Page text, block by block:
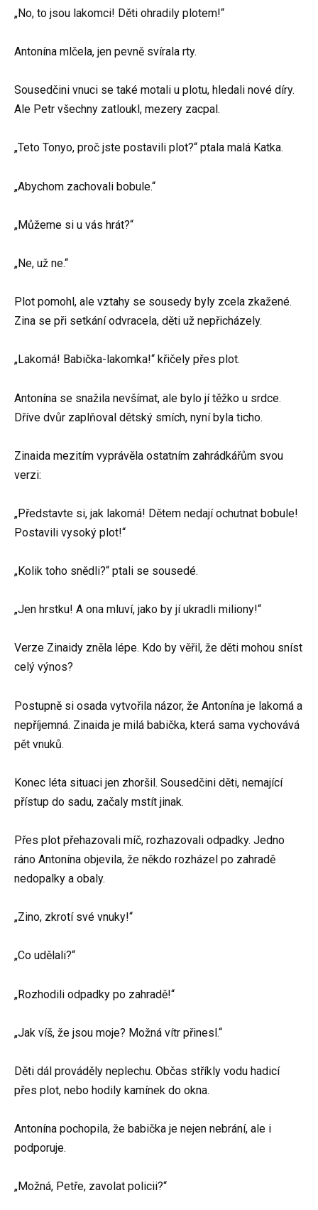
„No, to jsou lakomci! Děti ohradily plotem!“
Antonína mlčela, jen pevně svírala rty.
Sousedčini vnuci se také motali u plotu, hledali nové díry.
Ale Petr všechny zatloukl, mezery zacpal.
„Teto Tonyo, proč jste postavili plot?“ ptala malá Katka.
„Abychom zachovali bobule.“
„Můžeme si u vás hrát?“
„Ne, už ne.“
Plot pomohl, ale vztahy se sousedy byly zcela zkažené.
Zina se při setkání odvracela, děti už nepřicházely.
„Lakomá! Babička-lakomka!“ křičely přes plot.
Antonína se snažila nevšímat, ale bylo jí těžko u srdce.
Dříve dvůr zaplňoval dětský smích, nyní byla ticho.
Zinaida mezitím vyprávěla ostatním zahrádkářům svou
verzi:
„Představte si, jak lakomá! Dětem nedají ochutnat bobule!
Postavili vysoký plot!“
„Kolik toho snědli?“ ptali se sousedé.
„Jen hrstku! A ona mluví, jako by jí ukradli miliony!“
Verze Zinaidy zněla lépe. Kdo by věřil, že děti mohou sníst
celý výnos?
Postupně si osada vytvořila názor, že Antonína je lakomá a
nepříjemná. Zinaida je milá babička, která sama vychovává
pět vnuků.
Konec léta situaci jen zhoršil. Sousedčini děti, nemající
přístup do sadu, začaly mstít jinak.
Přes plot přehazovali míč, rozhazovali odpadky. Jedno
ráno Antonína objevila, že někdo rozházel po zahradě
nedopalky a obaly.
„Zino, zkrotí své vnuky!“
„Co udělali?“
„Rozhodili odpadky po zahradě!“
„Jak víš, že jsou moje? Možná vítr přinesl.“
Děti dál prováděly neplechu. Občas stříkly vodu hadicí
přes plot, nebo hodily kamínek do okna.
Antonína pochopila, že babička je nejen nebrání, ale i
podporuje.
„Možná, Petře, zavolat policii?“